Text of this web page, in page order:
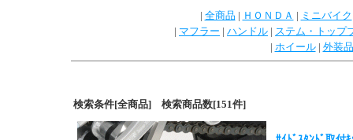
| 全商品 | ＨＯＮＤＡ | ミニバイク
| マフラー | ハンドル | ステム・トップ
| ホイール| 外装品
検索条件[全商品] 検索商品数[151件]